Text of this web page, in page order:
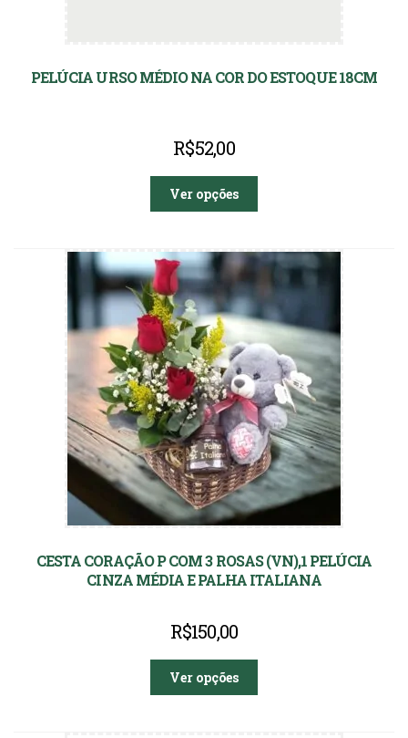
PELÚCIA URSO MÉDIO NA COR DO ESTOQUE 18CM
R$52,00
Ver opções
CESTA CORAÇÃO P COM 3 ROSAS (VN),1 PELÚCIA
CINZA MÉDIA E PALHA ITALIANA
R$150,00
Ver opções